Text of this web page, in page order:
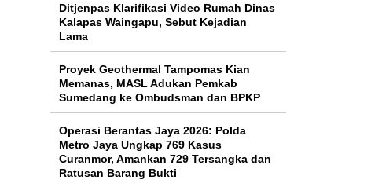
Ditjenpas Klarifikasi Video Rumah Dinas
Kalapas Waingapu, Sebut Kejadian
Lama
Proyek Geothermal Tampomas Kian
Memanas, MASL Adukan Pemkab
Sumedang ke Ombudsman dan BPKP
Operasi Berantas Jaya 2026: Polda
Metro Jaya Ungkap 769 Kasus
Curanmor, Amankan 729 Tersangka dan
Ratusan Barang Bukti